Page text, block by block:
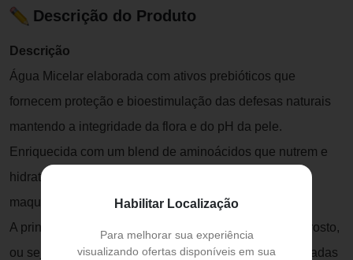
Habilitar Localização
Para melhorar sua experiência
visualizando ofertas disponíveis em sua
Descrição do Produto
Descrição
Água Micelar elaborada com ativos prebióticos que
fornecem proteção e bioestimulação das defesas naturais
mantendo a integridade da flora e do pH da pele.
Enriquecida com um blend de aminoácidos que nutrem e
hidratam a pele enquanto limpa e remove impurezas e
maquiagem.
A principal função da água micelar é limpar a pele do rosto,
ou seja, remover a oleosidade e as impurezas acumuladas